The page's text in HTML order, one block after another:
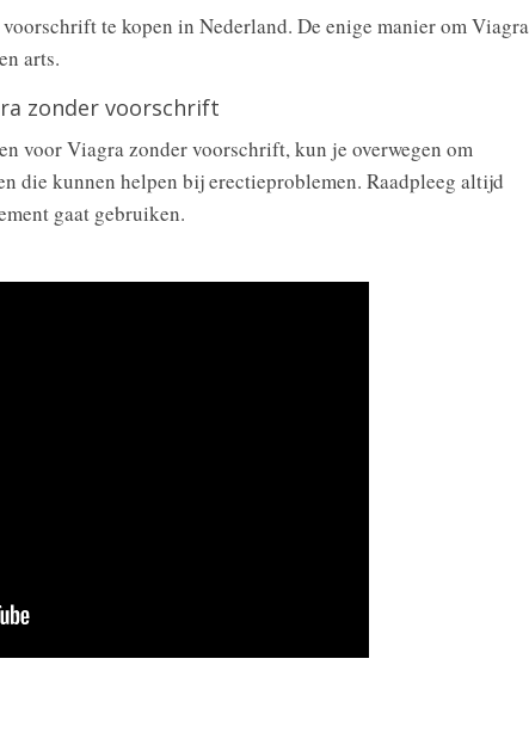
te kopen in Nederland. De enige manier om Viagra
arts.
zonder voorschrift
voor Viagra zonder voorschrift, kun je overwegen om
die kunnen helpen bij erectieproblemen. Raadpleeg altijd
gaat gebruiken.